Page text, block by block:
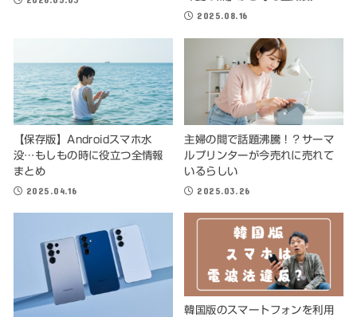
2025.08.16
【保存版】Androidスマホ水
没…もしもの時に役立つ全情報
まとめ
2025.04.16
主婦の間で話題沸騰！？サーマ
ルプリンターが今売れに売れて
いるらしい
2025.03.26
韓国版のスマートフォンを利用